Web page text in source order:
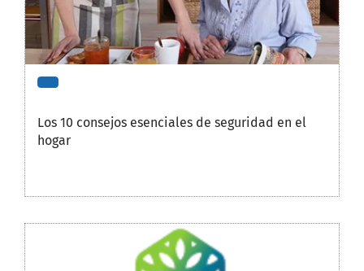
Los 10 consejos esenciales de seguridad en el
hogar